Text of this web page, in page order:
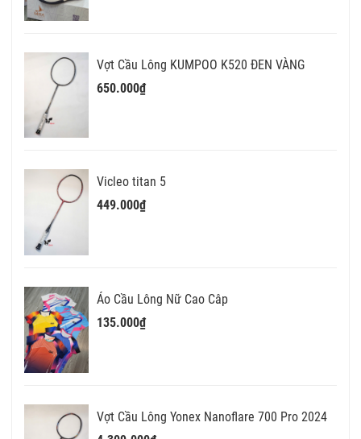
Vợt Cầu Lông KUMPOO K520 ĐEN VÀNG
650.000₫
Vicleo titan 5
449.000₫
Áo Cầu Lông Nữ Cao Câp
135.000₫
Vợt Cầu Lông Yonex Nanoflare 700 Pro 2024